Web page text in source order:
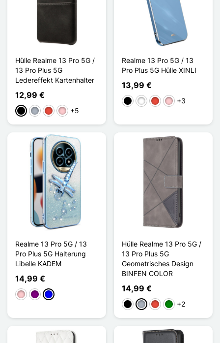
Hülle Realme 13 Pro 5G /
13 Pro Plus 5G
Ledereffekt Kartenhalter
12,99 €
Schwarz
GrauRot Pink+5
Realme 13 Pro 5G / 13
Pro Plus 5G Hülle XINLI
13,99 €
Schwarz
WeißRot Pink+3
Realme 13 Pro 5G / 13
Pro Plus 5G Halterung
Libelle KADEM
14,99 €
PinkViolett
Blau
Hülle Realme 13 Pro 5G /
13 Pro Plus 5G
Geometrisches Design
BINFEN COLOR
14,99 €
Schwarz
GrauRot Grün+2